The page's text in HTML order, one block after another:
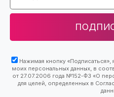
Нажимая кнопку «Подписаться»,
моих персональных данных, в
от 27.07.2006 года №152-ФЗ «О
для целей, определенных в